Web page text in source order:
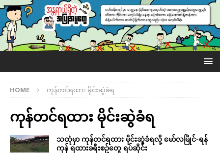
HOME ကုန်တင်ရထား မိုင်းဆွဲခံရ
ကုန်တင်ရထား မိုင်းဆွဲခံရ
သထုံမှာ ကုန်တင်ရထား မိုင်းဆွဲခံရလို့ မော်လမြိုင်-ရန်
ကုန် ရထားခရီးစဥ်တွေ ရပ်ဆိုင်း